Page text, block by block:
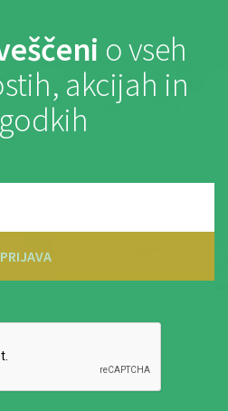
o vseh
akcijah in
PRIJAVA